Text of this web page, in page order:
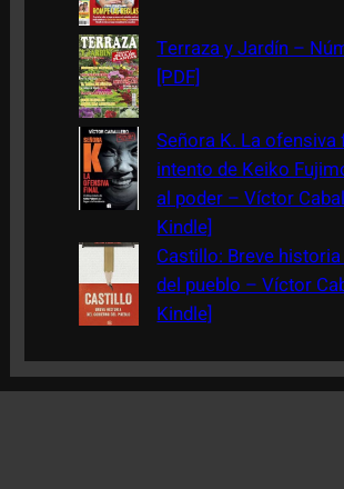
Terraza y Jardín –
[PDF]
Señora K. La ofensiva
intento de Keiko
al poder – Víctor
Kindle]
Castillo: Breve
del pueblo – Víctor
Kindle]